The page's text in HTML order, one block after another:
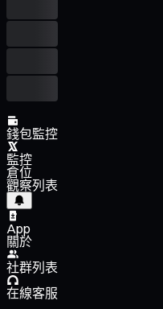
錢包監控
監控
倉位
觀察列表
App
關於
社群列表
在線客服